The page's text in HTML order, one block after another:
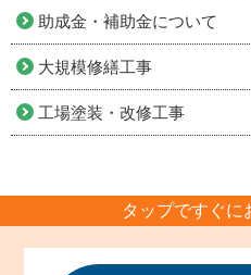
助成金・補助金について
大規模修繕工事
工場塗装・改修工事
タップですぐに